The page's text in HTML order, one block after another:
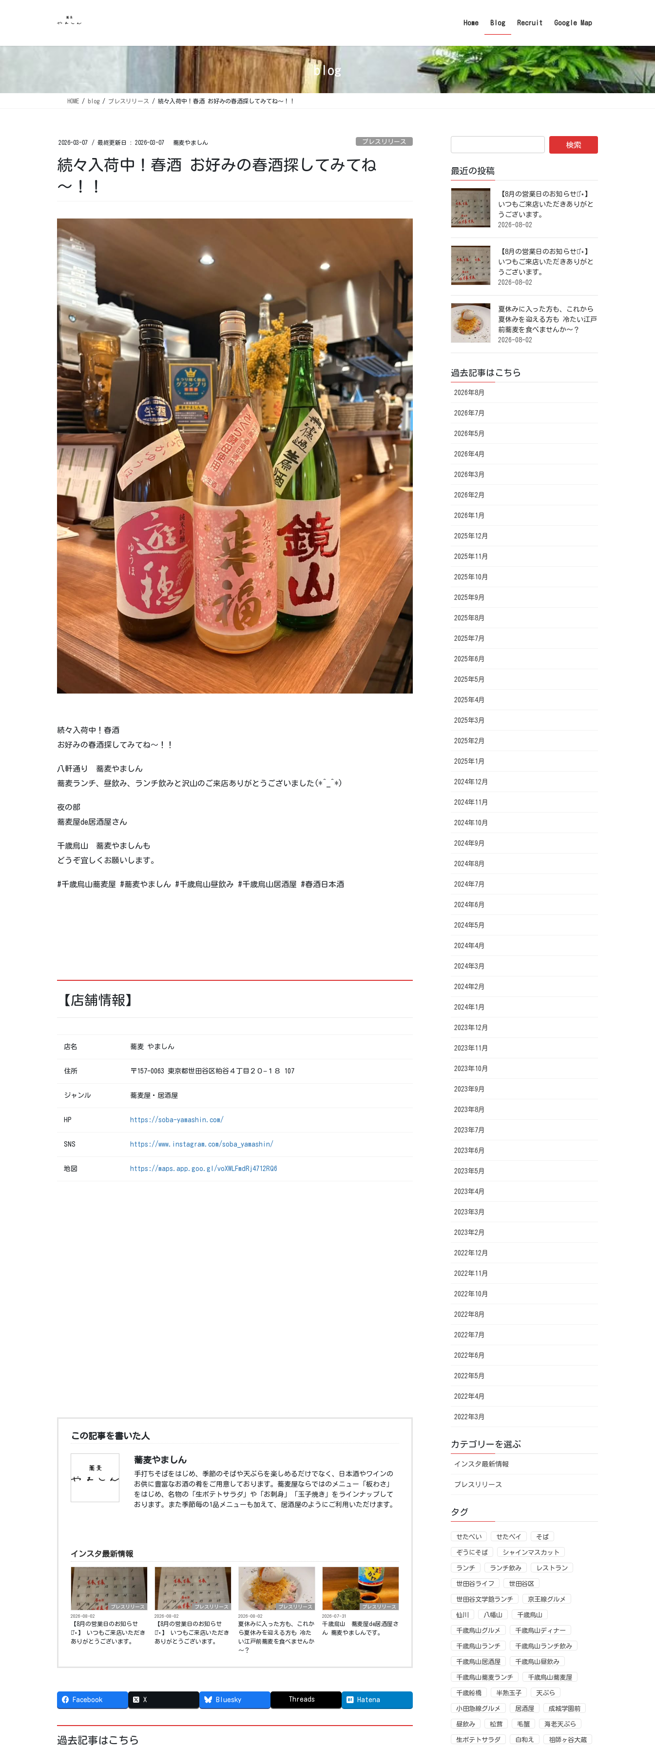
Home Blog Recruit Google Map
blog
HOME blog プレスリリース 続々入荷中！春酒 お好みの春酒探してみてね～！！
2026-03-07 / 最終更新日 : 2026-03-07 蕎麦やましん プレスリリース
続々入荷中！春酒 お好みの春酒探してみてね
～！！
続々入荷中！春酒
お好みの春酒探してみてね～！！
八軒通り 蕎麦やましん
蕎麦ランチ、昼飲み、ランチ飲みと沢山のご来店ありがとうございました(*^_^*)
夜の部
蕎麦屋de居酒屋さん
千歳烏山 蕎麦やましんも
どうぞ宜しくお願いします。
#千歳烏山蕎麦屋 #蕎麦やましん #千歳烏山昼飲み #千歳烏山居酒屋 #春酒日本酒
【店舗情報】
店名 蕎麦 やましん
住所 〒157-0063 東京都世田谷区粕谷４丁目２０−１８ 107
ジャンル 蕎麦屋・居酒屋
HP https://soba-yamashin.com/
SNS https://www.instagram.com/soba_yamashin/
地図 https://maps.app.goo.gl/voXWLFmdRj4712RQ6
この記事を書いた人
蕎麦やましん
手打ちそばをはじめ、季節のそばや天ぷらを楽しめるだけでなく、日本酒やワインの
お供に豊富なお酒の肴をご用意しております。蕎麦屋ならではのメニュー「板わさ」
をはじめ、名物の「生ポテトサラダ」や「お刺身」「玉子焼き」をラインナップして
おります。また季節毎の1品メニューも加えて、居酒屋のようにご利用いただけます。
インスタ最新情報
プレスリリース
2026-08-02
【8月の営業日のお知らせ
⋆͛⋆】 いつもご来店いただき
ありがとうございます。
プレスリリース
2026-08-02
【8月の営業日のお知らせ
⋆͛⋆】 いつもご来店いただき
ありがとうございます。
プレスリリース
2026-08-02
夏休みに入った方も、これか
ら夏休みを迎える方も 冷た
い江戸前蕎麦を食べませんか
～？
プレスリリース
2026-07-31
千歳烏山 蕎麦屋de居酒屋さ
ん 蕎麦やましんです。
Facebook X Bluesky Threads Hatena
過去記事はこちら
最近の投稿
【8月の営業日のお知らせ⋆͛⋆】
いつもご来店いただきありがと
うございます。
2026-08-02
【8月の営業日のお知らせ⋆͛⋆】
いつもご来店いただきありがと
うございます。
2026-08-02
夏休みに入った方も、これから
夏休みを迎える方も 冷たい江戸
前蕎麦を食べませんか～？
2026-08-02
過去記事はこちら
2026年8月
2026年7月
2026年5月
2026年4月
2026年3月
2026年2月
2026年1月
2025年12月
2025年11月
2025年10月
2025年9月
2025年8月
2025年7月
2025年6月
2025年5月
2025年4月
2025年3月
2025年2月
2025年1月
2024年12月
2024年11月
2024年10月
2024年9月
2024年8月
2024年7月
2024年6月
2024年5月
2024年4月
2024年3月
2024年2月
2024年1月
2023年12月
2023年11月
2023年10月
2023年9月
2023年8月
2023年7月
2023年6月
2023年5月
2023年4月
2023年3月
2023年2月
2022年12月
2022年11月
2022年10月
2022年8月
2022年7月
2022年6月
2022年5月
2022年4月
2022年3月
カテゴリーを選ぶ
インスタ最新情報
プレスリリース
タグ
せたぺい せたペイ そば
ぞうにそば シャインマスカット
ランチ ランチ飲み レストラン
世田谷ライフ 世田谷区
世田谷文学館ランチ 京王線グルメ
仙川 八幡山 千歳烏山
千歳烏山グルメ 千歳烏山ディナー
千歳烏山ランチ 千歳烏山ランチ飲み
千歳烏山居酒屋 千歳烏山昼飲み
千歳烏山蕎麦ランチ 千歳烏山蕎麦屋
千歳船橋 半熟玉子 天ぷら
小田急線グルメ 居酒屋 成城学園前
昼飲み 松茸 毛蟹 海老天ぷら
生ポテトサラダ 白和え 祖師ヶ谷大蔵